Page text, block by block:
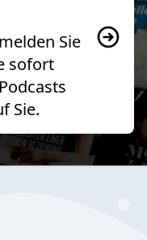
Sie
sofort
Sie.